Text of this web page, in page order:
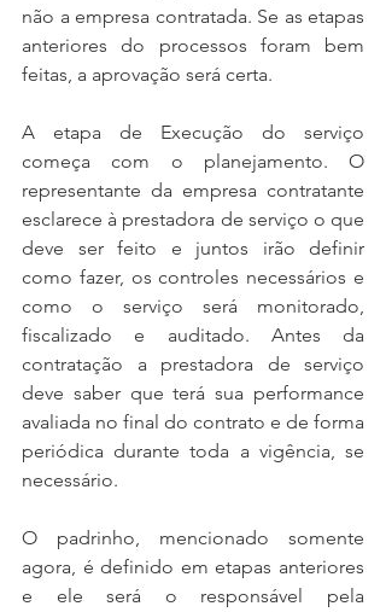
não a empresa contratada. Se as etapas
anteriores do processos foram bem
feitas, a aprovação será certa.
A etapa de Execução do serviço
começa com o planejamento. O
representante da empresa contratante
esclarece à prestadora de serviço o que
deve ser feito e juntos irão definir
como fazer, os controles necessários e
como o serviço será monitorado,
fiscalizado e auditado. Antes da
contratação a prestadora de serviço
deve saber que terá sua performance
avaliada no final do contrato e de forma
periódica durante toda a vigência, se
necessário.
O padrinho, mencionado somente
agora, é definido em etapas anteriores
e ele será o responsável pela